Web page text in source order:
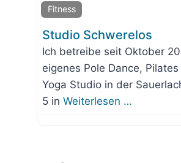
Fitness
Studio Schwerelos
Ich betreibe seit Oktober
eigenes Pole Dance,
Yoga Studio in der
5 in Weiterlesen …